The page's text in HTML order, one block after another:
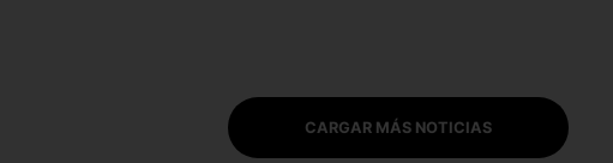
CARGAR MÁS NOTICIAS